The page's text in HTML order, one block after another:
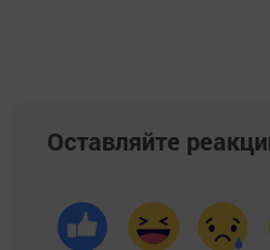
Оставляйте